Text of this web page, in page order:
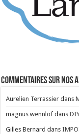
Commentaires sur nos
Aurelien Terrassier dans
magnus wennlof dans
Gilles Bernard dans